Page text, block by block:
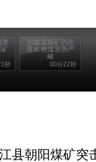
矿
秒
恒鑫源煤矿仍在
透水 救援形势严
峻
00分22秒
县朝阳煤矿突